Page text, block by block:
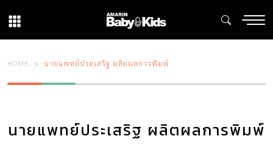
HOME นายแพทย์ประเสริฐ ผลิตผลการพิมพ์
นายแพทย์ประเสริฐ ผลิตผลการพิมพ์